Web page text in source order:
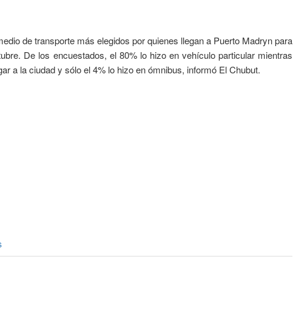
de transporte más elegidos por quienes llegan a Puerto Madryn para
De los encuestados, el 80% lo hizo en vehículo particular mientras
a la ciudad y sólo el 4% lo hizo en ómnibus, informó El Chubut.